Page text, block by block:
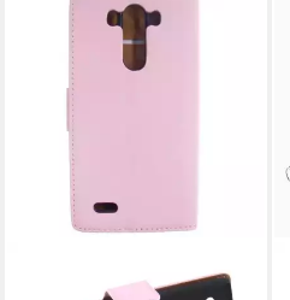
Handyhülle für LG G3 Pink